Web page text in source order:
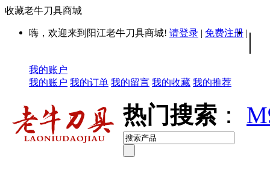
收藏老牛刀具商城
嗨，欢迎来到阳江老牛刀具商城! 请登录 | 免费注册 | |
我的账户
我的账户 我的订单 我的留言 我的收藏 我的推荐
热门搜索 ：